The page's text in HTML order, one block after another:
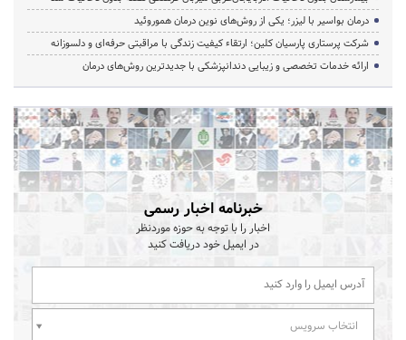
درمان بواسیر با لیزر؛ یکی از روش‌های نوین درمان هموروئید
شرکت پرستاری پارسیان کلین؛ ارتقاء کیفیت زندگی با مراقبتی حرفه‌ای و دلسوزانه
ارائه خدمات تخصصی و زیبایی دندانپزشکی با جدیدترین روش‌های درمان
خبرنامه اخبار رسمی
اخبار را با توجه به حوزه موردنظر
در ایمیل خود دریافت کنید
انتخاب سرویس